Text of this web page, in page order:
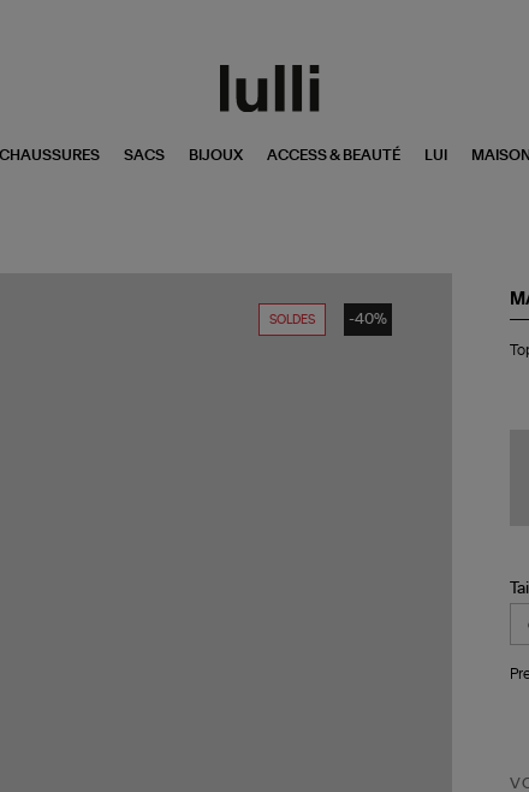
CHAUSSURES SACS BIJOUX ACCESS & BEAUTÉ LUI MAISON
SOLDES -40%